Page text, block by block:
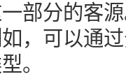
部分的客
，可以通
。